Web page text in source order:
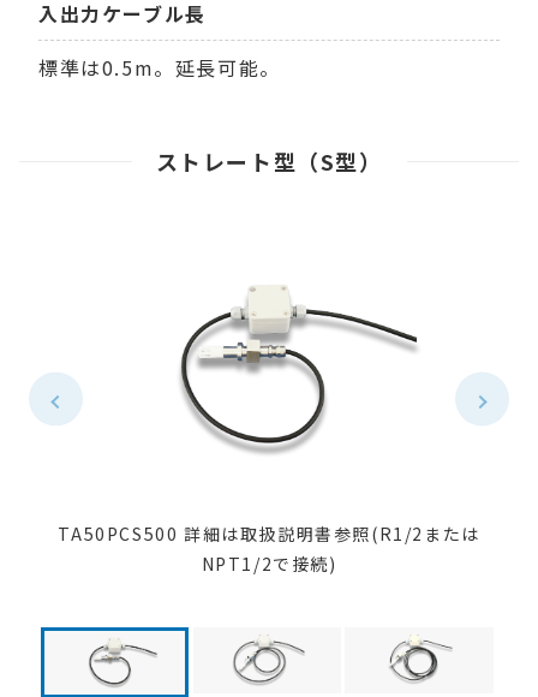
入出力ケーブル長
標準は0.5m。延長可能。
ストレート型（S型）
TA50PCS500 詳細は取扱説明書参照(R1/2または
NPT1/2で接続)